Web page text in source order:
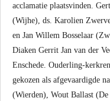
acclamatie plaatsvinden.
(Wijhe), ds. Karolien
en Jan Willem Bosselaar
Diaken Gerrit Jan van der
Enschede. Ouderling-
gekozen als afgevaardigde
(Wierden), Wout Ballast